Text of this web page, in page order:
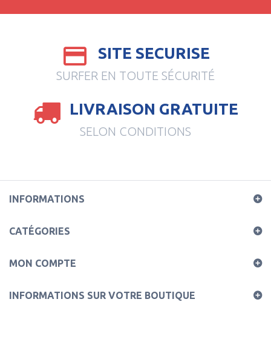
SITE SECURISE
SURFER EN TOUTE SÉCURITÉ
LIVRAISON GRATUITE
SELON CONDITIONS
INFORMATIONS
CATÉGORIES
MON COMPTE
INFORMATIONS SUR VOTRE BOUTIQUE